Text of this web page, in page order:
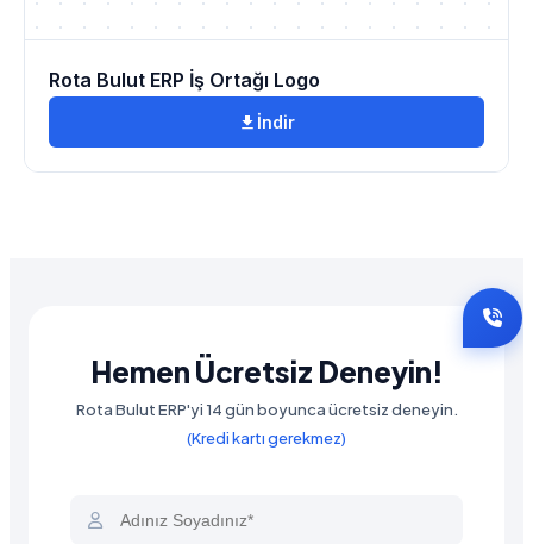
Rota Bulut ERP İş Ortağı Logo
İndir
Hemen Ücretsiz Deneyin!
Rota Bulut ERP'yi 14 gün boyunca ücretsiz deneyin.
(Kredi kartı gerekmez)